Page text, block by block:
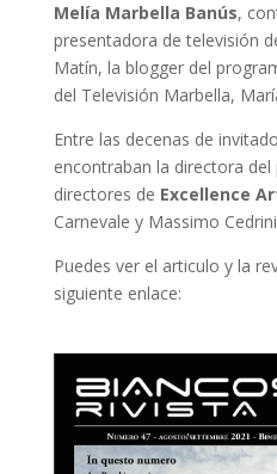
Melía Marbella Banús,
presentadora de televisión
Matín, la blogger del
del Televisión Marbella,
Entre las decenas de
encontraban la directora
directores de Excellence
Carnevale y Massimo
Puedes ver el articulo y la
siguiente enlace: